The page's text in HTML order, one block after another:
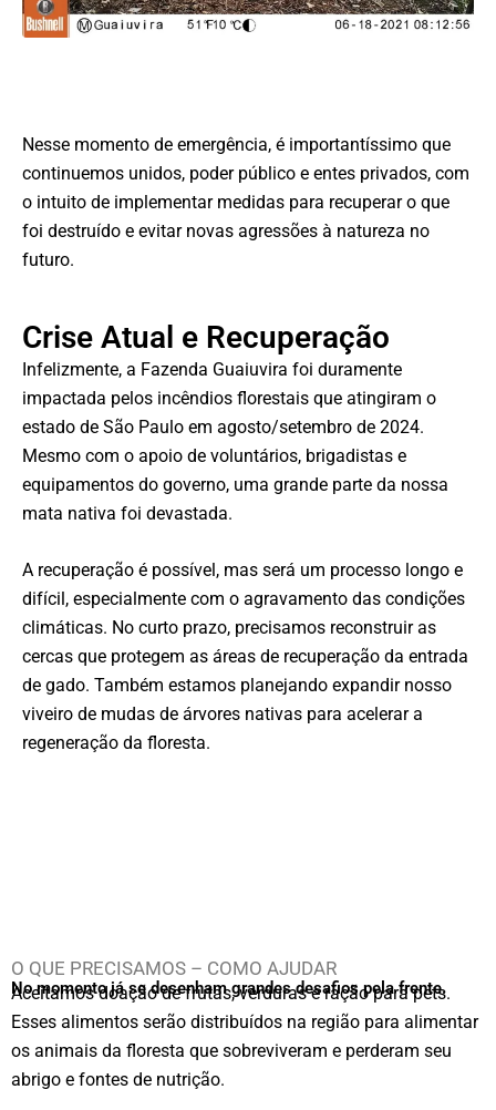
Nesse momento de emergência, é importantíssimo que
continuemos unidos, poder público e entes privados, com
o intuito de implementar medidas para recuperar o que
foi destruído e evitar novas agressões à natureza no
futuro.
Crise Atual e Recuperação
Infelizmente, a Fazenda Guaiuvira foi duramente
impactada pelos incêndios florestais que atingiram o
estado de São Paulo em agosto/setembro de 2024.
Mesmo com o apoio de voluntários, brigadistas e
equipamentos do governo, uma grande parte da nossa
mata nativa foi devastada.
A recuperação é possível, mas será um processo longo e
difícil, especialmente com o agravamento das condições
climáticas. No curto prazo, precisamos reconstruir as
cercas que protegem as áreas de recuperação da entrada
de gado. Também estamos planejando expandir nosso
viveiro de mudas de árvores nativas para acelerar a
regeneração da floresta.
O QUE PRECISAMOS – COMO AJUDAR
No momento já se desenham grandes desafios pela frente.
Aceitamos doação de frutas, verduras e ração para pets.
Esses alimentos serão distribuídos na região para alimentar
os animais da floresta que sobreviveram e perderam seu
abrigo e fontes de nutrição.